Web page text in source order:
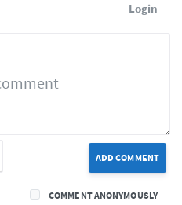
Login
ADD COMMENT
COMMENT ANONYMOUSLY